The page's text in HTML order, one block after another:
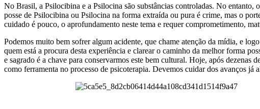
No Brasil, a Psilocibina e a Psilocina são substâncias controladas. No entanto,
posse de Psilocibina ou Psilocina na forma extraída ou pura é crime, mas o
cuidado é pouco, o aprofundamento neste tema e requer comprometimento,
Podemos muito bem sofrer algum acidente, que chame atenção da mídia, e
quem está a procura desta experiência e clarear o caminho da melhor forma
e sagrado é a chave para conservarmos este bem cultural. Hoje, após
como ferramenta no processo de psicoterapia. Devemos cuidar dos avanços já